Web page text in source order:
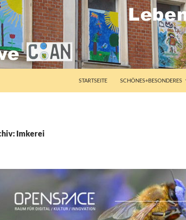
STARTSEITE SCHÖNES+BESONDERES
Imkerei